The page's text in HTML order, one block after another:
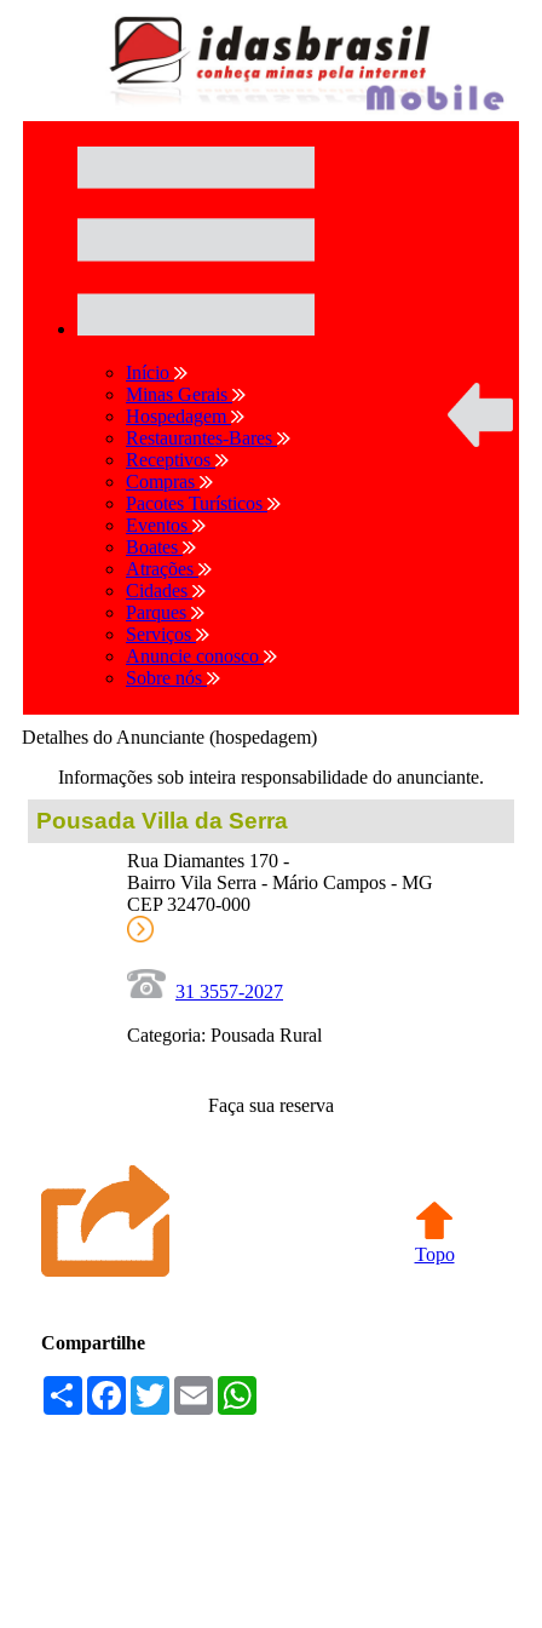
Início
Minas Gerais
Hospedagem
Restaurantes-Bares
Receptivos
Compras
Pacotes Turísticos
Eventos
Boates
Atrações
Cidades
Parques
Serviços
Anuncie conosco
Sobre nós
Detalhes do Anunciante (hospedagem)
Informações sob inteira responsabilidade do anunciante.
Pousada Villa da Serra
Rua Diamantes 170 -
Bairro Vila Serra - Mário Campos - MG
CEP 32470-000
31 3557-2027
Categoria: Pousada Rural
Faça sua reserva
Topo
Compartilhe
Compartilhar
Facebook
TwitterEmail